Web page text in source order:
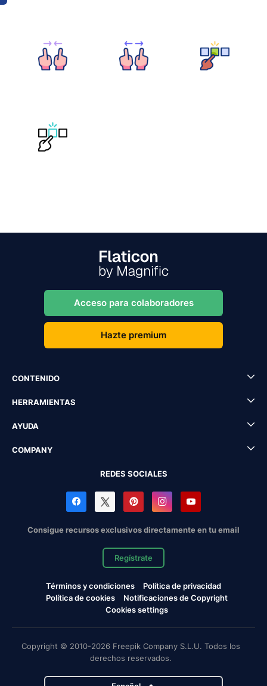
Acceso para colaboradores
Hazte premium
CONTENIDO
HERRAMIENTAS
AYUDA
COMPANY
REDES SOCIALES
Consigue recursos exclusivos directamente en tu email
Regístrate
Términos y condiciones
Política de privacidad
Política de cookies
Notificaciones de Copyright
Cookies settings
Copyright © 2010-2026 Freepik Company S.L.U. Todos los
derechos reservados.